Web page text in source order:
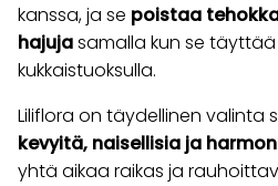
kanssa, ja se poistaa
hajujasamalla kun se
kukkaistuoksulla.
Liliflora on täydellinen valinta
kevyitä, naisellisia ja
yhtä aikaa raikas ja